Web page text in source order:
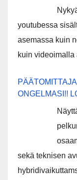
youtubessa
asemassa kuin
kuin videoimalla
ONGELMASI!!
sekä teknisen